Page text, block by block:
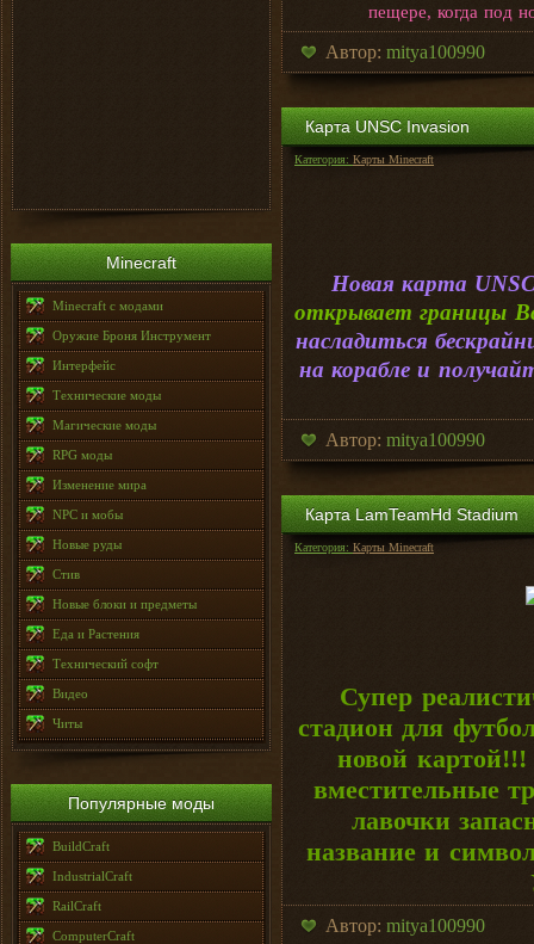
Minecraft
Minecraft с модами
Оружие Броня Инструмент
Интерфейс
Технические моды
Магические моды
RPG моды
Изменение мира
NPC и мобы
Новые руды
Стив
Новые блоки и предметы
Еда и Растения
Технический софт
Видео
Читы
Популярные моды
BuildCraft
IndustrialCraft
RailCraft
ComputerCraft
пещере, когда под
Автор: mitya100990
Карта UNSC Invasion
Категория: Карты Minecraft
Новая карта
открывает границы
насладиться
на корабле и
Автор: mitya100990
Карта LamTeamHd Stadium
Категория: Карты Minecraft
Супер
стадион для
новой
вместительные
лавочки
название и
Автор: mitya100990